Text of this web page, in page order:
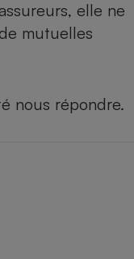
elle ne
mutuelles
nous répondre.